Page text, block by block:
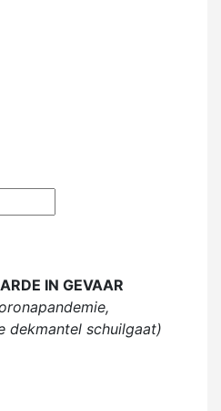
IN GEVAAR
dekmantel schuilgaat)